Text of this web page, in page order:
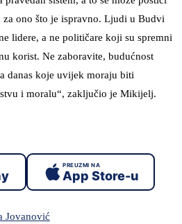
ono što je ispravno. Ljudi u Budvi
lidere, a ne političare koji su spremni
korist. Ne zaboravite, budućnost
danas koje uvijek moraju biti
i moralu“, zaključio je Mikijelj.
PREUZMI NA
App Store-u
Jovanović